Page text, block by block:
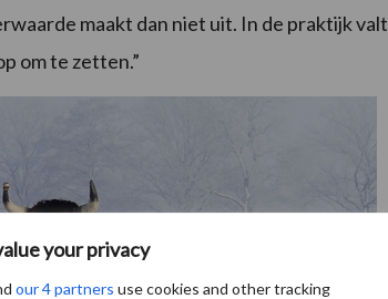
your privacy
our 4 partners use cookies and other tracking
maakt dan niet uit. In de praktijk valt
om te zetten.”